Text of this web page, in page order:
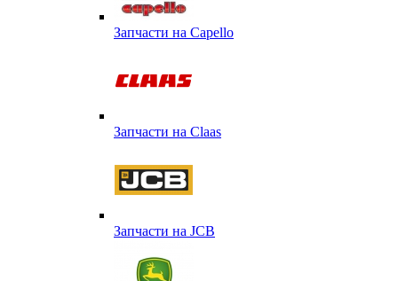
Запчасти на Capello
Запчасти на Сlaas
Запчасти на JCB